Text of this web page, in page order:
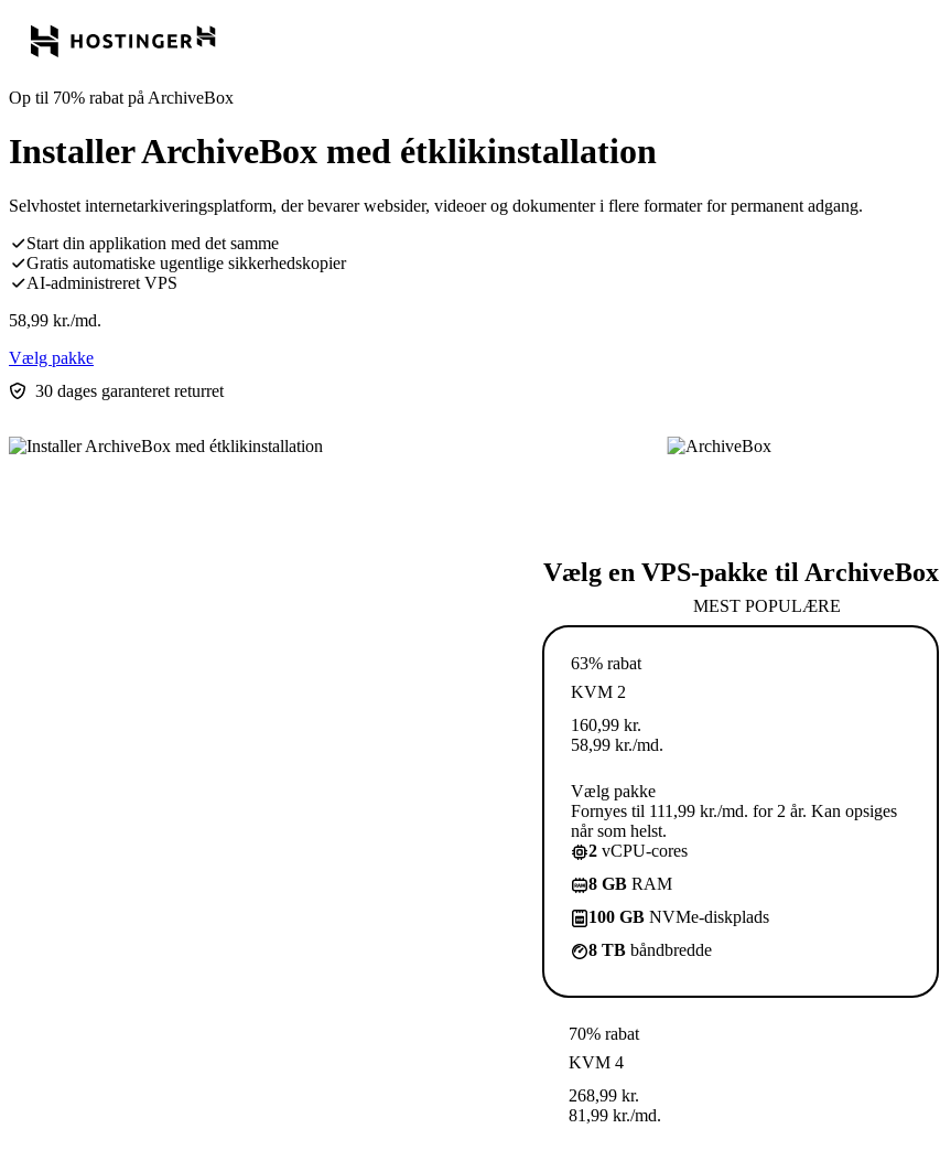
Op til 70% rabat på ArchiveBox
Installer ArchiveBox med étklikinstallation
Selvhostet internetarkiveringsplatform, der bevarer websider, videoer og dokumenter i flere formater for permanent adgang.
Start din applikation med det samme
Gratis automatiske ugentlige sikkerhedskopier
AI-administreret VPS
58,99 kr./md.
Vælg pakke
30 dages garanteret returret
Vælg en VPS-pakke til ArchiveBox
MEST POPULÆRE
63% rabat
KVM 2
160,99 kr.
58,99 kr./md.
Vælg pakke
Fornyes til 111,99 kr./md. for 2 år. Kan opsiges
når som helst.
2 vCPU-cores
8 GB RAM
100 GB NVMe-diskplads
8 TB båndbredde
70% rabat
KVM 4
268,99 kr.
81,99 kr./md.